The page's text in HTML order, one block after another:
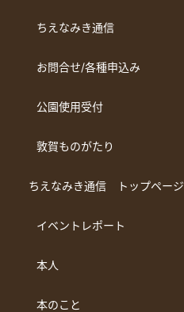
ちえなみき通信
お問合せ/各種申込み
公園使用受付
敦賀ものがたり
ちえなみき通信 トップページ
イベントレポート
本人
本のこと